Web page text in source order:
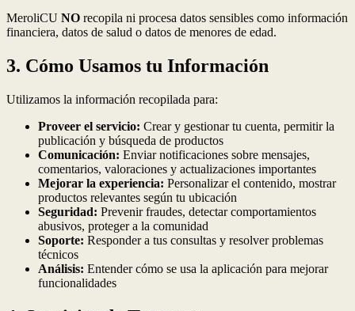
MeroliCU NO recopila ni procesa datos sensibles como información
financiera, datos de salud o datos de menores de edad.
3. Cómo Usamos tu Información
Utilizamos la información recopilada para:
Proveer el servicio: Crear y gestionar tu cuenta, permitir la
publicación y búsqueda de productos
Comunicación: Enviar notificaciones sobre mensajes,
comentarios, valoraciones y actualizaciones importantes
Mejorar la experiencia: Personalizar el contenido, mostrar
productos relevantes según tu ubicación
Seguridad: Prevenir fraudes, detectar comportamientos
abusivos, proteger a la comunidad
Soporte: Responder a tus consultas y resolver problemas
técnicos
Análisis: Entender cómo se usa la aplicación para mejorar
funcionalidades